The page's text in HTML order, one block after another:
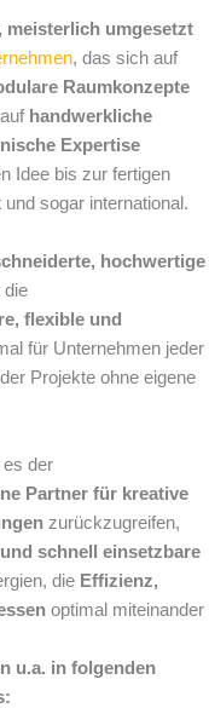
meisterlich umgesetzt
, das sich auf
Raumkonzepte
handwerkliche
Expertise
Idee bis zur fertigen
sogar international.
hochwertige
die
flexible und
für Unternehmen jeder
Projekte ohne eigene
der
Partner für kreative
zurückzugreifen,
schnell einsetzbare
die Effizienz,
optimal miteinander
u.a. in folgenden